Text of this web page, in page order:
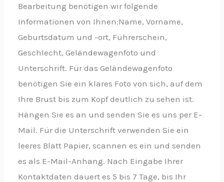
Bearbeitung benötigen wir folgende
Informationen von Ihnen:Name, Vorname,
Geburtsdatum und -ort, Führerschein,
Geschlecht, Geländewagenfoto und
Unterschrift. Für das Geländewagenfoto
benötigen Sie ein klares Foto von sich, auf dem
Ihre Brust bis zum Kopf deutlich zu sehen ist.
Hängen Sie es an und senden Sie es uns per E-
Mail. Für die Unterschrift verwenden Sie ein
leeres Blatt Papier, scannen es ein und senden
es als E-Mail-Anhang. Nach Eingabe Ihrer
Kontaktdaten dauert es 5 bis 7 Tage, bis Ihr